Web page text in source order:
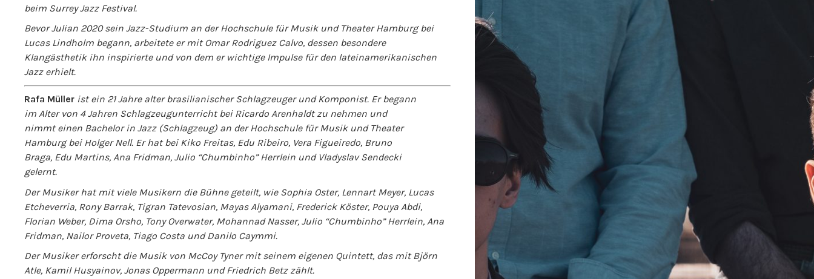
beim Surrey Jazz Festival.
Bevor Julian 2020 sein Jazz-Studium an der Hochschule für Musik und Theater Hamburg bei
Lucas Lindholm begann, arbeitete er mit Omar Rodriguez Calvo, dessen besondere
Klangästhetik ihn inspirierte und von dem er wichtige Impulse für den lateinamerikanischen
Jazz erhielt.
Rafa Müller ist ein 21 Jahre alter brasilianischer Schlagzeuger und Komponist. Er begann
im Alter von 4 Jahren Schlagzeugunterricht bei Ricardo Arenhaldt zu nehmen und
nimmt einen Bachelor in Jazz (Schlagzeug) an der Hochschule für Musik und Theater
Hamburg bei Holger Nell. Er hat bei Kiko Freitas, Edu Ribeiro, Vera Figueiredo, Bruno
Braga, Edu Martins, Ana Fridman, Julio “Chumbinho” Herrlein und Vladyslav Sendecki
gelernt.
Der Musiker hat mit viele Musikern die Bühne geteilt, wie Sophia Oster, Lennart Meyer, Lucas
Etcheverria, Rony Barrak, Tigran Tatevosian, Mayas Alyamani, Frederick Köster, Pouya Abdi,
Florian Weber, Dima Orsho, Tony Overwater, Mohannad Nasser, Julio “Chumbinho” Herrlein, Ana
Fridman, Nailor Proveta, Tiago Costa und Danilo Caymmi.
Der Musiker erforscht die Musik von McCoy Tyner mit seinem eigenen Quintett, das mit Björn
Atle, Kamil Husyainov, Jonas Oppermann und Friedrich Betz zählt.